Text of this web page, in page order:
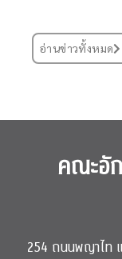
อ่านข่าวทั้งหมด
คณะอั
254 ถนนพญาไท